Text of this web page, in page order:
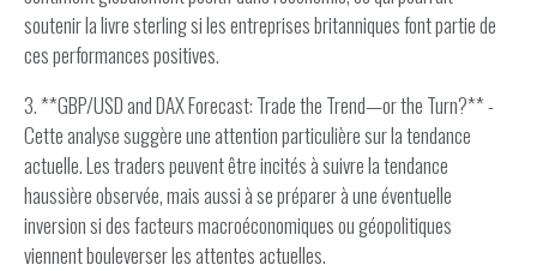
soutenir la livre sterling si les entreprises britanniques font partie de
ces performances positives.
3. **GBP/USD and DAX Forecast: Trade the Trend—or the Turn?** -
Cette analyse suggère une attention particulière sur la tendance
actuelle. Les traders peuvent être incités à suivre la tendance
haussière observée, mais aussi à se préparer à une éventuelle
inversion si des facteurs macroéconomiques ou géopolitiques
viennent bouleverser les attentes actuelles.